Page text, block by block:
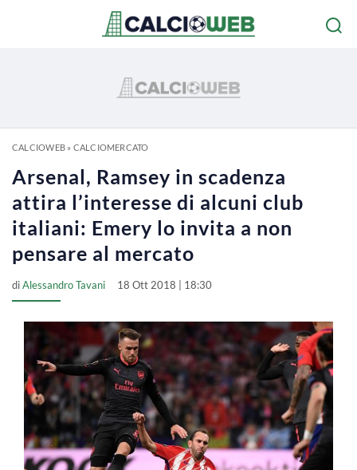
CALCIOWEB» CALCIOMERCATO
Arsenal, Ramsey in scadenza
attira l’interesse di alcuni club
italiani: Emery lo invita a non
pensare al mercato
diAlessandro Tavani 18 Ott 2018 | 18:30